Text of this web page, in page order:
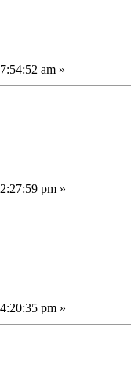
am »
pm »
pm »